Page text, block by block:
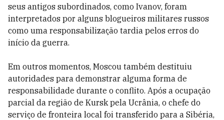
seus antigos subordinados, como Ivanov, foram
interpretados por alguns blogueiros militares russos
como uma responsabilização tardia pelos erros do
início da guerra.
Em outros momentos, Moscou também destituiu
autoridades para demonstrar alguma forma de
responsabilidade durante o conflito. Após a ocupação
parcial da região de Kursk pela Ucrânia, o chefe do
serviço de fronteira local foi transferido para a Sibéria,